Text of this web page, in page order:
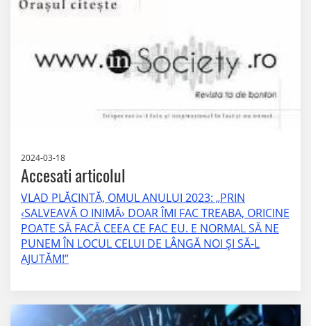
2024-03-18
Accesati articolul
VLAD PLĂCINTĂ, OMUL ANULUI 2023: „PRIN
‹SALVEAVĂ O INIMĂ› DOAR ÎMI FAC TREABA, ORICINE
POATE SĂ FACĂ CEEA CE FAC EU. E NORMAL SĂ NE
PUNEM ÎN LOCUL CELUI DE LÂNGĂ NOI ȘI SĂ-L
AJUTĂM!”